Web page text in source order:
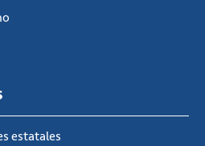
estatales